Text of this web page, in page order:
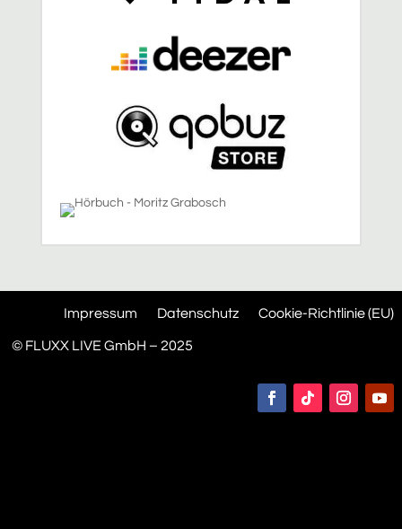
Impressum Datenschutz Cookie-Richtlinie (EU)
© FLUXX LIVE GmbH – 2025